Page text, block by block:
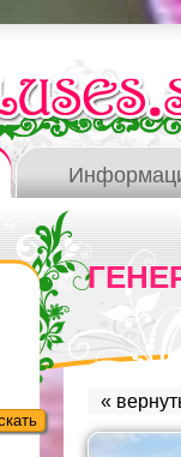
«